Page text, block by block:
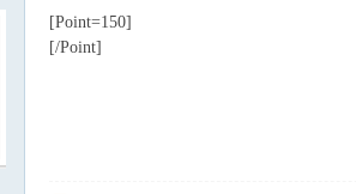
[Point=150]
[/Point]